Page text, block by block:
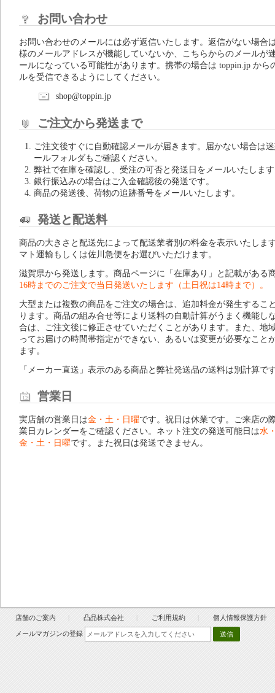
お問い合わせ
お問い合わせのメールには必ず返信いたします。返信がない場合
様のメールアドレスが機能していないか、こちらからのメールが
ールになっている可能性があります。携帯の場合は toppin.jp から
ルを受信できるようにしてください。
shop@toppin.jp
ご注文から発送まで
ご注文後すぐに自動確認メールが届きます。届かない場合は
ールフォルダもご確認ください。
弊社で在庫を確認し、受注の可否と発送日をメールいたしま
銀行振込みの場合はご入金確認後の発送です。
商品の発送後、荷物の追跡番号をメールいたします。
発送と配送料
商品の大きさと配送先によって配送業者別の料金を表示いたしま
マト運輸もしくは佐川急便をお選びいただけます。
滋賀県から発送します。商品ページに「在庫あり」と記載がある
16時までのご注文で当日発送いたします（土日祝は14時まで）。
大型または複数の商品をご注文の場合は、追加料金が発生するこ
ります。商品の組み合せ等により送料の自動計算がうまく機能し
合は、ご注文後に修正させていただくことがあります。また、地
ってお届けの時間帯指定ができない、あるいは変更が必要なこと
ます。
「メーカー直送」表示のある商品と弊社発送品の送料は別計算で
営業日
実店舗の営業日は金・土・日曜です。祝日は休業です。ご来店の
業日カレンダーをご確認ください。ネット注文の発送可能日は水
金・土・日曜です。また祝日は発送できません。
店舗のご案内 凸品株式会社 ご利用規約 個人情報保護方針
メールマガジンの登録 送信